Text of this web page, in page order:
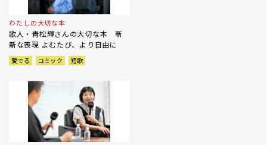
わたしの大切な本
歌人・青松輝さんの大切な本 斬
新な表現 よむたび、より自由に
愛でる コミック 短歌